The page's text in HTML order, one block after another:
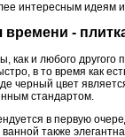
интересным идеям
времени -
как и любого
в то время как
черный цвет
стандартом.
в первую
также